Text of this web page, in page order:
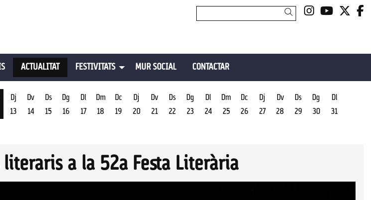
Link aLink a
Cercar
ACTUALITAT FESTIVITATS MUR SOCIAL CONTACTAR
Dj
13
Dv
14
Ds
15
Dg
16
Dl
17
Dm
18
Dc
19
Dj
20
Dv
21
Ds
22
Dg
23
Dl
24
Dm
25
Dc
26
Dj
27
Dv
28
Ds
29
Dg
30
Dl
31
a la 52a Festa Literària